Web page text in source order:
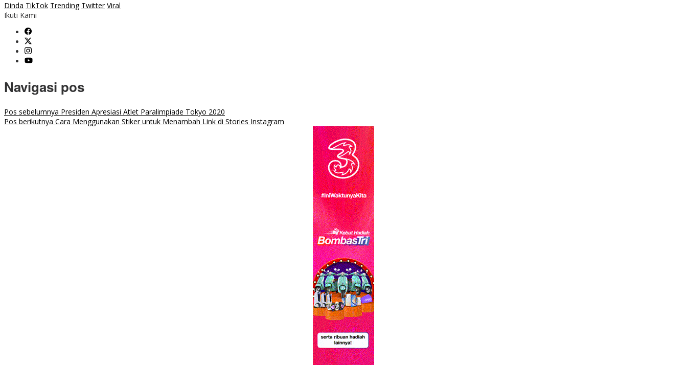
Dinda TikTok Trending Twitter Viral
Ikuti Kami
Navigasi pos
Pos sebelumnya Presiden Apresiasi Atlet Paralimpiade Tokyo 2020
Pos berikutnya Cara Menggunakan Stiker untuk Menambah Link di Stories Instagram